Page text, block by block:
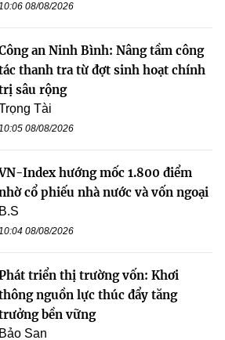
08/08/2026
an Ninh Bình: Nâng tầm công
thanh tra từ đợt sinh hoạt chính
sâu rộng
Tài
08/08/2026
Index hướng mốc 1.800 điểm
cổ phiếu nhà nước và vốn ngoại
B.S
08/08/2026
triển thị trường vốn: Khơi
nguồn lực thúc đẩy tăng
bền vững
Bảo San